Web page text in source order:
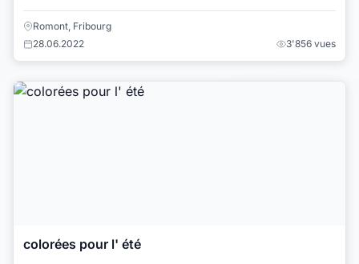
Romont, Fribourg
28.06.2022
3'856 vues
colorées pour l' été